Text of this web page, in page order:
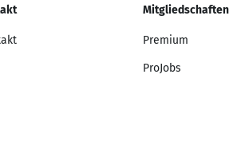
Mitgliedschaften
Premium
ProJobs